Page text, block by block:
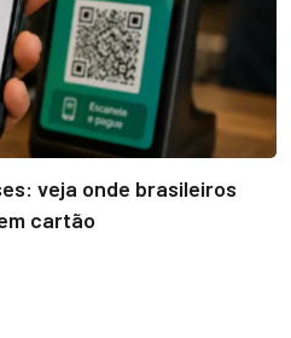
veja onde brasileiros
cartão